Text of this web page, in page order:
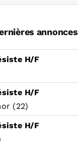
annonces
H/F
H/F
(22)
H/F